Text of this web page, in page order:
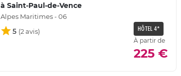
à Saint-Paul-de-Vence
Alpes Maritimes - 06
5 HÔTEL 4*
À partir de
225 €